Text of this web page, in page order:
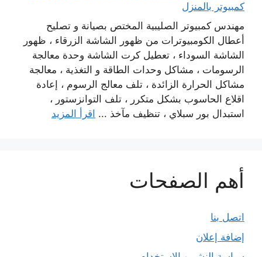
كمبيوتر بالمنزل
مهندس كمبيوتر الصليبية المختص بصيانة و تصليح
أعطال الكومبيوترات من ظهور الشاشة الزرقاء ، ظهور
الشاشة السوداء ، تعطيل كرت الشاشة وحدة معالجة
الرسومات ، مشاكل وحدات الطاقة و التغذية ، معالجة
مشاكل الحرارة الزائدة ، تلف معالج الرسوم ، إعادة
اقلاع الحاسوب بشكل متكرر ، تلف التوانزستور ،
استبدال بور سبلاي ، تنظيف مآخذ ... اقرأ المزيد
أهم الصفحات
اتصل بنا
إضافة إعلان